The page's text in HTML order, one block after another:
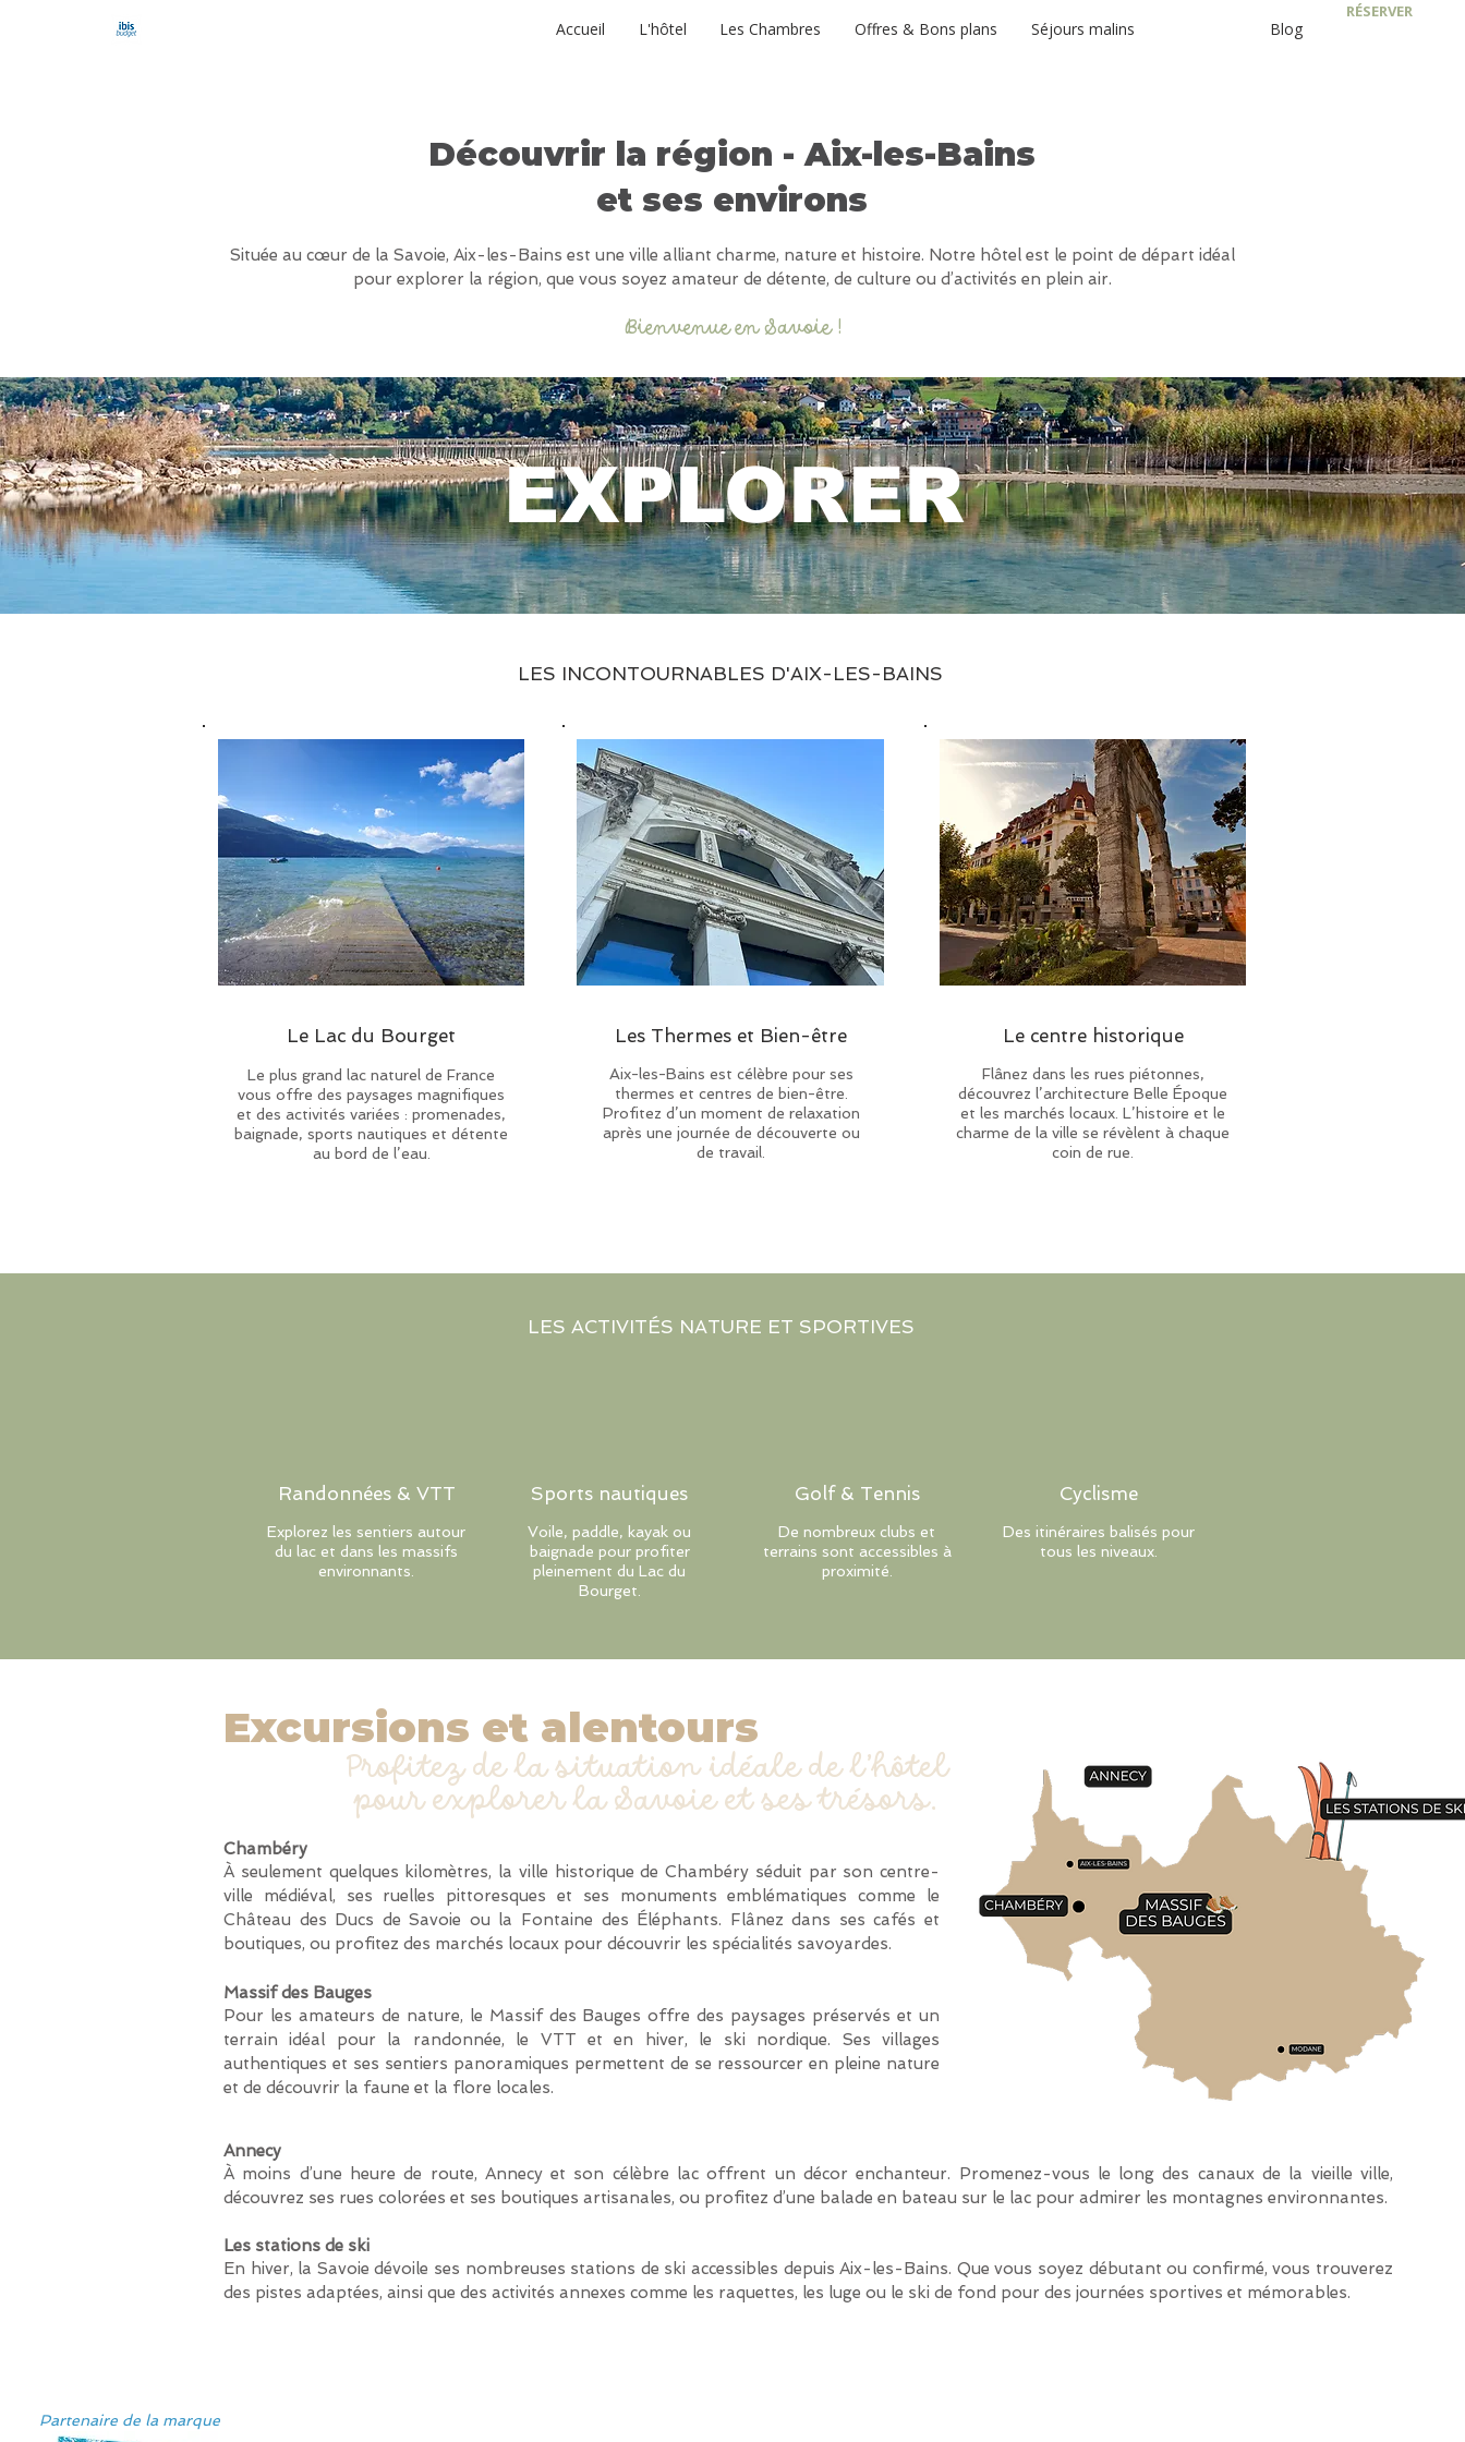
Accueil L'hôtel Les Chambres Offres & Bons plans Séjours malins Blog
RÉSERVER
Découvrir la région - Aix-les-Bains
et ses environs
Située au cœur de la Savoie, Aix-les-Bains est une ville alliant charme, nature et histoire. Notre hôtel est le point de départ idéal
pour explorer la région, que vous soyez amateur de détente, de culture ou d’activités en plein air.
Bienvenue en Savoie !
EXPLORER
LES INCONTOURNABLES D'AIX-LES-BAINS
Le Lac du Bourget
Le plus grand lac naturel de France
vous offre des paysages magnifiques
et des activités variées : promenades,
baignade, sports nautiques et détente
au bord de l’eau.
Les Thermes et Bien-être
Aix-les-Bains est célèbre pour ses
thermes et centres de bien-être.
Profitez d’un moment de relaxation
après une journée de découverte ou
de travail.
Le centre historique
Flânez dans les rues piétonnes,
découvrez l’architecture Belle Époque
et les marchés locaux. L’histoire et le
charme de la ville se révèlent à chaque
coin de rue.
LES ACTIVITÉS NATURE ET SPORTIVES
Randonnées & VTT
Explorez les sentiers autour
du lac et dans les massifs
environnants.
Sports nautiques
Voile, paddle, kayak ou
baignade pour profiter
pleinement du Lac du
Bourget.
Golf & Tennis
De nombreux clubs et
terrains sont accessibles à
proximité.
Cyclisme
Des itinéraires balisés pour
tous les niveaux.
Profitez de la situation idéale de l’hôtel
pour explorer la Savoie et ses trésors.
Excursions et alentours
Chambéry
À seulement quelques kilomètres, la ville historique de Chambéry séduit par son centre-
ville médiéval, ses ruelles pittoresques et ses monuments emblématiques comme le
Château des Ducs de Savoie ou la Fontaine des Éléphants. Flânez dans ses cafés et
boutiques, ou profitez des marchés locaux pour découvrir les spécialités savoyardes.
Massif des Bauges
Pour les amateurs de nature, le Massif des Bauges offre des paysages préservés et un
terrain idéal pour la randonnée, le VTT et en hiver, le ski nordique. Ses villages
authentiques et ses sentiers panoramiques permettent de se ressourcer en pleine nature
et de découvrir la faune et la flore locales.
Annecy
À moins d’une heure de route, Annecy et son célèbre lac offrent un décor enchanteur. Promenez-vous le long des canaux de la vieille ville,
découvrez ses rues colorées et ses boutiques artisanales, ou profitez d’une balade en bateau sur le lac pour admirer les montagnes environnantes.
Les stations de ski
En hiver, la Savoie dévoile ses nombreuses stations de ski accessibles depuis Aix-les-Bains. Que vous soyez débutant ou confirmé, vous trouverez
des pistes adaptées, ainsi que des activités annexes comme les raquettes, les luge ou le ski de fond pour des journées sportives et mémorables.
Partenaire de la marque